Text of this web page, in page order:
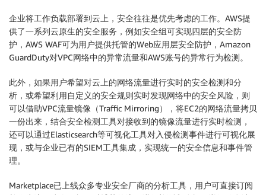
企业将工作负载部署到云上，安全往往是优先考虑的工作。AWS提
供了一系列云原生的安全服务，例如安全组可实现四层的安全防
护，AWS WAF可为用户提供托管的Web应用层安全防护，Amazon
GuardDuty对VPC网络中的异常流量和AWS账号的异常行为检测。
此外，如果用户希望对云上的网络流量进行实时的安全检测和分
析，或希望利用自定义的安全规则实时发现网络中的安全风险，则
可以借助VPC流量镜像（Traffic Mirroring），将EC2的网络流量拷贝
一份出来，结合安全检测工具对接收到的镜像流量进行实时检测，
还可以通过Elasticsearch等可视化工具对入侵检测事件进行可视化展
现，或与企业已有的SIEM工具集成，实现统一的安全信息和事件管
理。
Marketplace已上线众多专业安全厂商的分析工具，用户可直接订阅